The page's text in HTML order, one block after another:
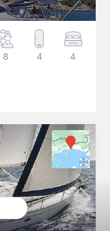
8 4 4